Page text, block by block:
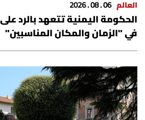
العالم 06 . 08 . 2026
الحكومة اليمنية تتعهد بالرد
في "الزمان والمكان المناسبين"